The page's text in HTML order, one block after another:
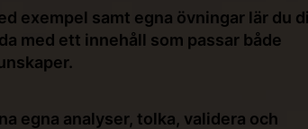
exempel samt egna övningar lär du
med ett innehåll som passar både
egna analyser, tolka, validera och